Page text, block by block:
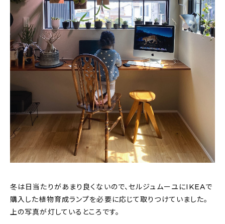
冬は日当たりがあまり良くないので、セルジュムーユにIKEAで
購入した植物育成ランプを必要に応じて取りつけていました。
上の写真が灯しているところです。